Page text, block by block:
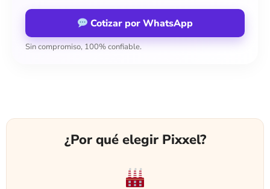
Cotizar por WhatsApp
Sin compromiso, 100% confiable.
¿Por qué elegir Pixxel?